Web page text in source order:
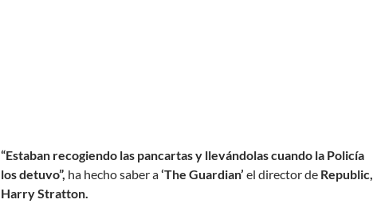
“Estaban recogiendo las pancartas y llevándolas cuando la Policía
los detuvo”, ha hecho saber a‘The Guardian’ el director de Republic,
Harry Stratton.